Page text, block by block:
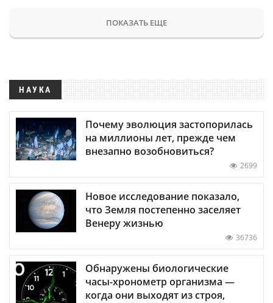
ПОКАЗАТЬ ЕЩЕ
НАУКА
Почему эволюция застопорилась
на миллионы лет, прежде чем
внезапно возобновиться?
2699
Новое исследование показало,
что Земля постепенно заселяет
Венеру жизнью
36736
Обнаружены биологические
часы-хронометр организма —
когда они выходят из строя,